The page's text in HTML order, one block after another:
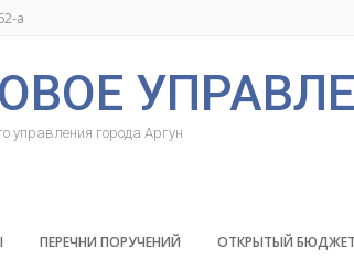
а
управления города Аргун
ПЕРЕЧНИ ПОРУЧЕНИЙ ОТКРЫТЫЙ БЮДЖЕТ